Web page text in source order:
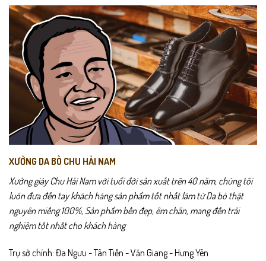
Nhờ chất da thật mềm và đế cao su nhẹ, đôi giày mang lại cảm giác
êm ái trong suốt ngày dài mà không gây bí chân hay mỏi gót. Với độ
bền cao, đường may thủ công chắc chắn và thiết kế cá tính, L363
không chỉ là giày — mà là phụ kiện nâng tầm phong cách mỗi khi
bạn xuất hiện.
tùy
chọn
có
thể
được
chọn
phẩm
tùy
chọn
có
thể
được
chọn
trên
trang
sản
phẩm
XƯỞNG DA BÒ CHU HẢI NAM
Xưởng giày Chu Hải Nam với tuổi đời sản xuất trên 40 năm, chúng tôi
luôn đưa đến tay khách hàng sản phẩm tốt nhất làm từ Da bò thật
nguyên miếng 100%, Sản phẩm bền đẹp, êm chân, mang đến trải
nghiệm tốt nhất cho khách hàng
Trụ sở chính: Đa Ngưu - Tân Tiến - Văn Giang - Hưng Yên